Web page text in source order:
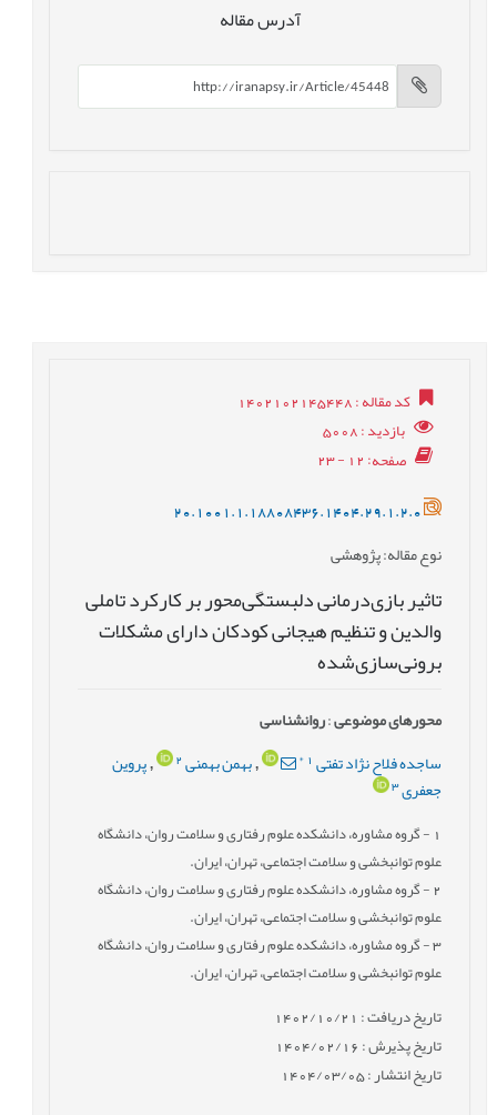
آدرس مقاله
کد مقاله: 1402102145448
بازدید: 5008
صفحه: 12 - 23
20.1001.1.18808436.1404.29.1.2.0
نوع مقاله: پژوهشی
تاثیر بازی‌درمانی دلبستگی‌محور بر کارکرد ‌تاملی
‌والدین و تنظیم‌ هیجانی کودکان دارای مشکلات
برونی‌سازی‌شده
محورهای موضوعی:روانشناسی
ساجده فلاح نژاد تفتی *
,بهمن بهمنی 2
,پروین
جعفری 3
- گروه مشاوره، دانشکده علوم رفتاری و سلامت روان، دانشگاه
علوم توانبخشی و سلامت اجتماعی، تهران، ایران.
2- گروه مشاوره، دانشکده علوم رفتاری و سلامت روان، دانشگاه
علوم توانبخشی و سلامت اجتماعی، تهران، ایران.
3- گروه مشاوره، دانشکده علوم رفتاری و سلامت روان، دانشگاه
علوم توانبخشی و سلامت اجتماعی، تهران، ایران.
تاریخ دریافت : 1402/10/21
تاریخ پذیرش : 1404/02/16
تاریخ انتشار : 1404/03/05